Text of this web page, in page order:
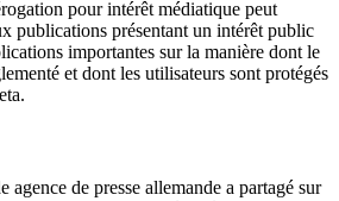
pour intérêt médiatique peut
publications présentant un intérêt public
importantes sur la manière dont le
et dont les utilisateurs sont protégés
agence de presse allemande a partagé sur